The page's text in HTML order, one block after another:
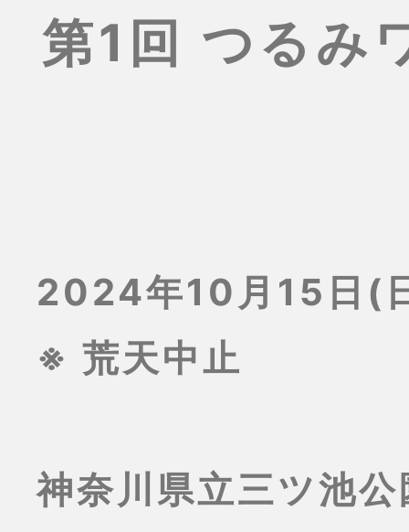
第1回 つるみ
2024年10月15日
※ 荒天中止
神奈川県立三ツ池公